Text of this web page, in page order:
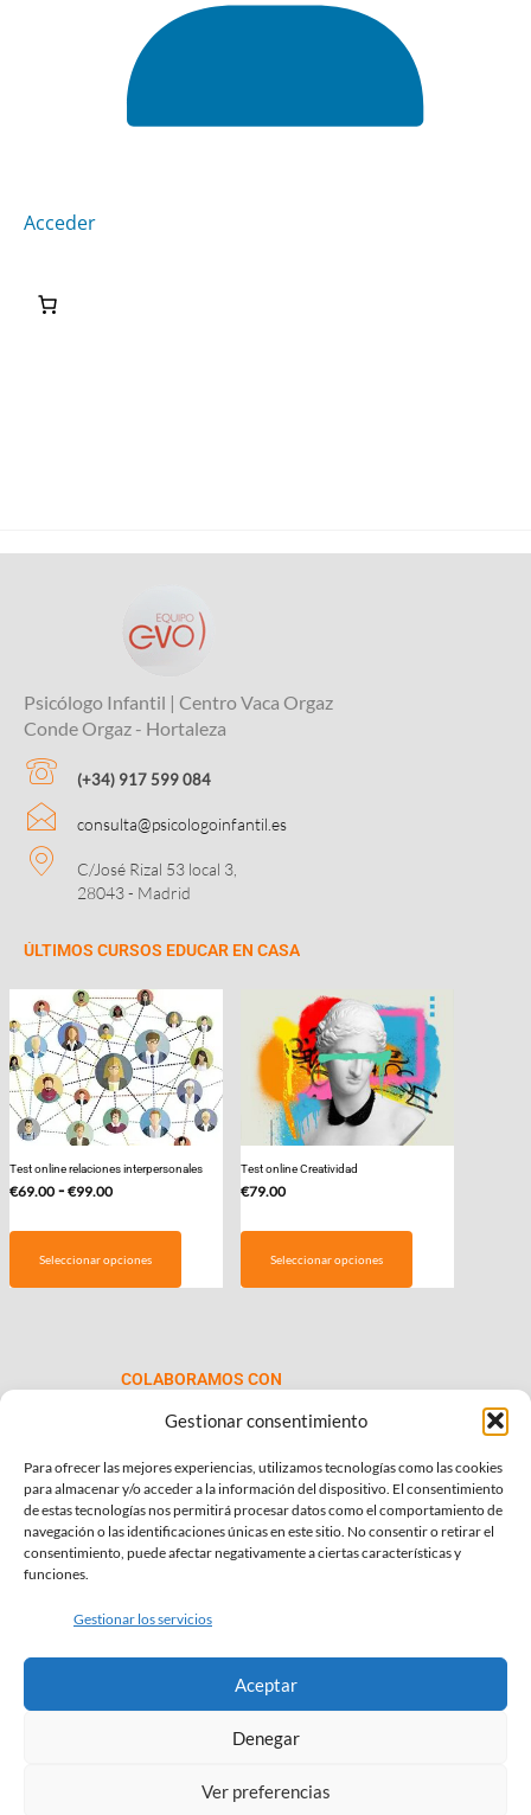
Gestionar consentimiento
Para ofrecer las mejores experiencias, utilizamos tecnologías como las cookies
para almacenar y/o acceder a la información del dispositivo. El consentimiento
de estas tecnologías nos permitirá procesar datos como el comportamiento de
navegación o las identificaciones únicas en este sitio. No consentir o retirar el
consentimiento, puede afectar negativamente a ciertas características y
funciones.
Gestionar los servicios
Aceptar
Denegar
Ver preferencias
Acceder
Psicólogo Infantil | Centro Vaca Orgaz
Conde Orgaz - Hortaleza
(+34) 917 599 084
consulta@psicologoinfantil.es
C/José Rizal 53 local 3,
28043 - Madrid
ÚLTIMOS CURSOS EDUCAR EN CASA
Test online relaciones interpersonales
€69.00 - €99.00Rango
desde
Seleccionar opciones
opciones
se
elegir
en
la
página
producto
Test online Creatividad
€79.00
Seleccionar opciones
COLABORAMOS CON
INFORMACIÓN DE INTERÉS
Política de Privacidad
Política de Cookies